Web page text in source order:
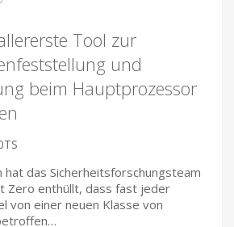
Tool zur
und
beim Hauptprozessor
hat das Sicherheitsforschungsteam
Zero enthüllt, dass fast jeder
von einer neuen Klasse von